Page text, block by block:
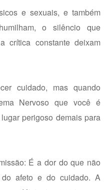
e sexuais, e também
o silêncio que
crítica constante deixam
cuidado, mas quando
Nervoso que você é
perigoso demais para
É a dor do que não
afeto e do cuidado. A